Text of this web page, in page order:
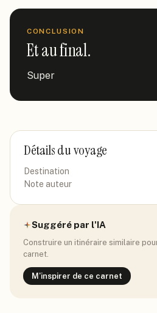
CONCLUSION
Et au final.
Super
Détails du voyage
Destination
Note auteur
Suggéré par l'IA
Construire un itinéraire similaire
carnet.
M'inspirer de ce carnet